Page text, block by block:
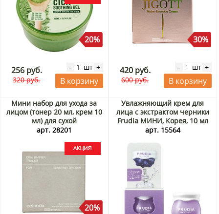
20%
256 руб.
320 руб.
- шт +
В корзину
30%
420 руб.
600 руб.
- шт +
В корзину
Мини набор для ухода за
лицом (тонер 20 мл, крем 10
мл) для сухой
чувствительной кожи Dual
Корея Акция
арт. 28201
20%
Увлажняющий крем для
лица с экстрактом черники
Frudia МИНИ, Корея, 10 мл
арт. 15564